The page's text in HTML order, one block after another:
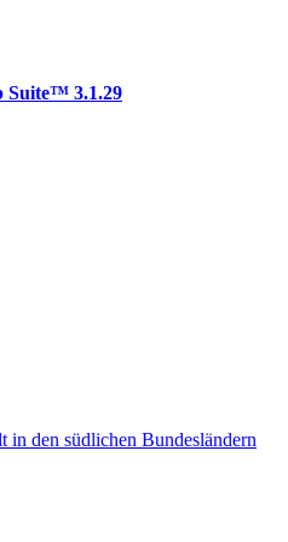
Suite™ 3.1.29
den südlichen Bundesländern